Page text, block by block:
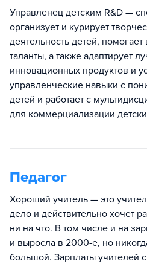
Управленец детским R&D —
организует и курирует
деятельность детей,
таланты, а также адаптирует
инновационных продуктов и
управленческие навыки с
детей и работает с
для коммерциализации
Педагог
Хороший учитель — это
дело и действительно хочет
ни на что. В том числе и на
и выросла в 2000-е, но
большой. Зарплаты учителей